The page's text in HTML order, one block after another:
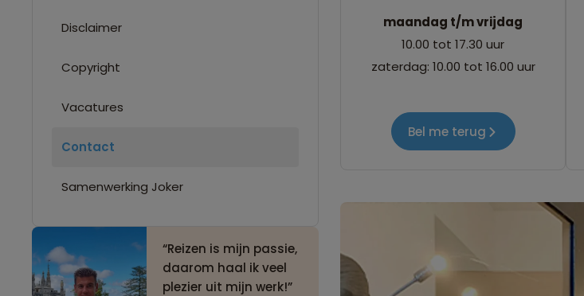
Disclaimer
Copyright
Vacatures
Contact
Samenwerking Joker
Reizen is mijn passie,
daarom haal ik veel
plezier uit mijn werk!
maandag t/m vrijdag
10.00 tot 17.30 uur
zaterdag: 10.00 tot 16.00 uur
Bel me terug